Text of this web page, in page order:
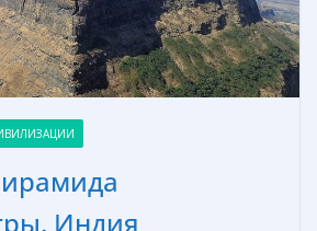
Индия